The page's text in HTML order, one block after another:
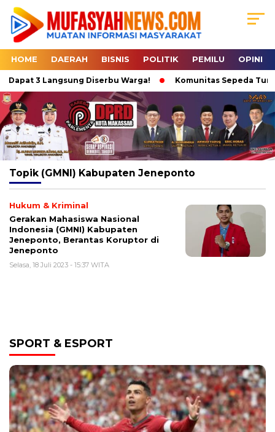
HOME DAERAH BISNIS POLITIK PEMILU OPINI
3 Langsung Diserbu Warga! Komunitas Sepeda
Topik (GMNI) Kabupaten Jeneponto
Hukum & Kriminal
Gerakan Mahasiswa Nasional
Indonesia (GMNI) Kabupaten
Jeneponto, Berantas Koruptor di
Jeneponto
Selasa, 18 Juli 2023 - 15:37 WITA
SPORT & ESPORT